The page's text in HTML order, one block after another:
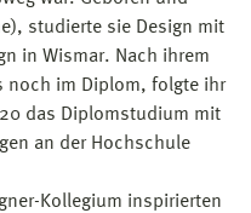
studierte sie Design mit
in Wismar. Nach ihrem
noch im Diplom, folgte ihr
das Diplomstudium mit
an der Hochschule
Kollegium inspirierten